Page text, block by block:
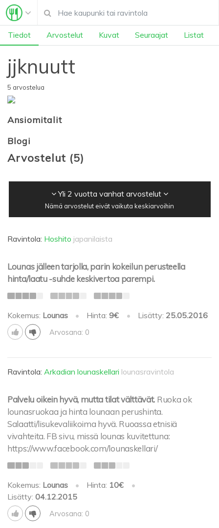
Tiedot Arvostelut Kuvat Seuraajat Listat
jjknuutt
5 arvostelua
Ansiomitalit
Blogi
Arvostelut (5)
Yli 2 vuotta vanhat arvostelut
Nämä arvostelut eivät vaikuta keskiarvoihin
Ravintola: Hoshito japanilaista
Lounas jälleen tarjolla, parin kokeilun perusteella
hinta/laatu -suhde keskivertoa parempi.
Kokemus: Lounas • Hinta:9€ • Lisätty: 25.05.2016
Arvosana: 0
Ravintola: Arkadian lounaskellari lounasravintola
Palvelu oikein hyvä, mutta tilat välttävät. Ruoka ok
lounasruokaa ja hinta lounaan perushinta.
Salaatti/lisukevaliikoima hyvä. Ruoassa etnisiä
vivahteita. FB sivu, missä lounas kuvitettuna:
https://www.facebook.com/lounaskellari/
Kokemus: Lounas • Hinta: 10€
•
Lisätty: 04.12.2015
Arvosana: 0